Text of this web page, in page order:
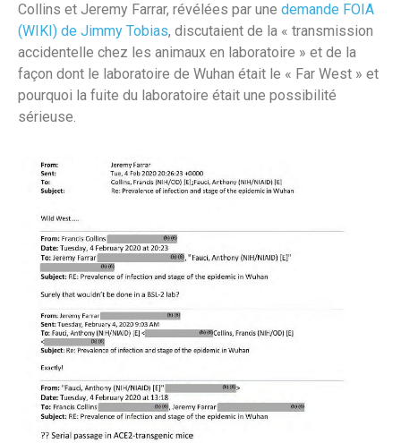
Collins et Jeremy Farrar, révélées par une demande FOIA
(WIKI ) de Jimmy Tobias, discutaient de la « transmission
accidentelle chez les animaux en laboratoire » et de la
façon dont le laboratoire de Wuhan était le « Far West » et
pourquoi la fuite du laboratoire était une possibilité
sérieuse.